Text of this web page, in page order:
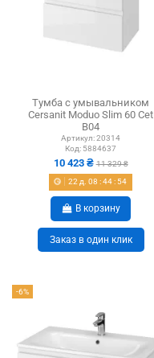
Тумба с умывальником
Cersanit Moduo Slim 60 Cet
B04
Артикул:20314
Код: 5884637
10 423 ₴11 329 ₴
22д. 08 :44: 54
В корзину
Заказ в один клик
-6%